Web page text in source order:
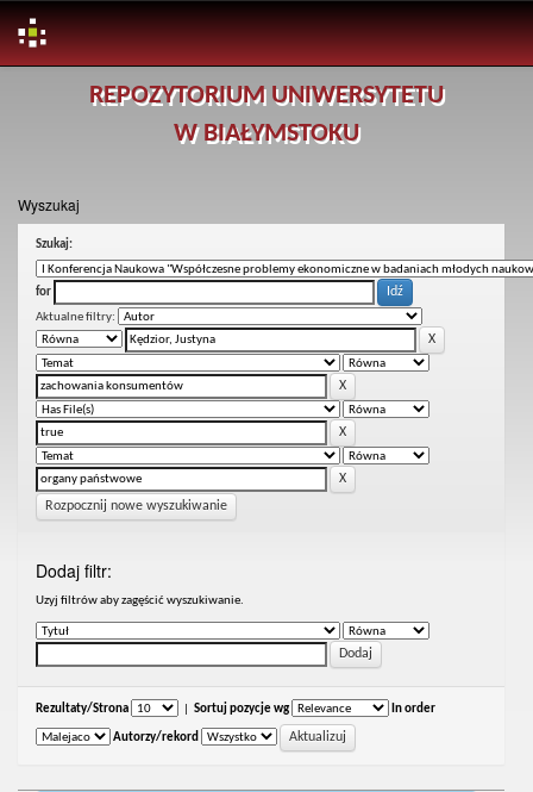
REPOZYTORIUM UNIWERSYTETU
W BIAŁYMSTOKU
Wyszukaj
Szukaj:
for
Aktualne filtry:
Rozpocznij nowe wyszukiwanie
Dodaj filtr:
Uzyj filtrów aby zagęścić wyszukiwanie.
Rezultaty/Strona Sortuj pozycje wg In order
Autorzy/rekord